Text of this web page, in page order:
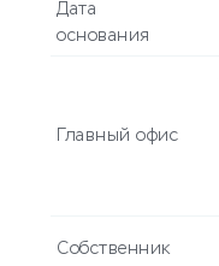
Дата
основания
Главный офис
Собственник